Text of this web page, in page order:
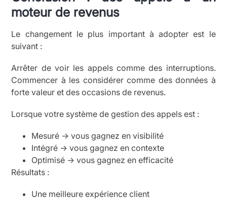
moteur de revenus
Le changement le plus important à adopter est le
suivant :
Arrêter de voir les appels comme des interruptions.
Commencer à les considérer comme des données à
forte valeur et des occasions de revenus.
Lorsque votre système de gestion des appels est :
Mesuré → vous gagnez en visibilité
Intégré → vous gagnez en contexte
Optimisé → vous gagnez en efficacité
Résultats :
Une meilleure expérience client